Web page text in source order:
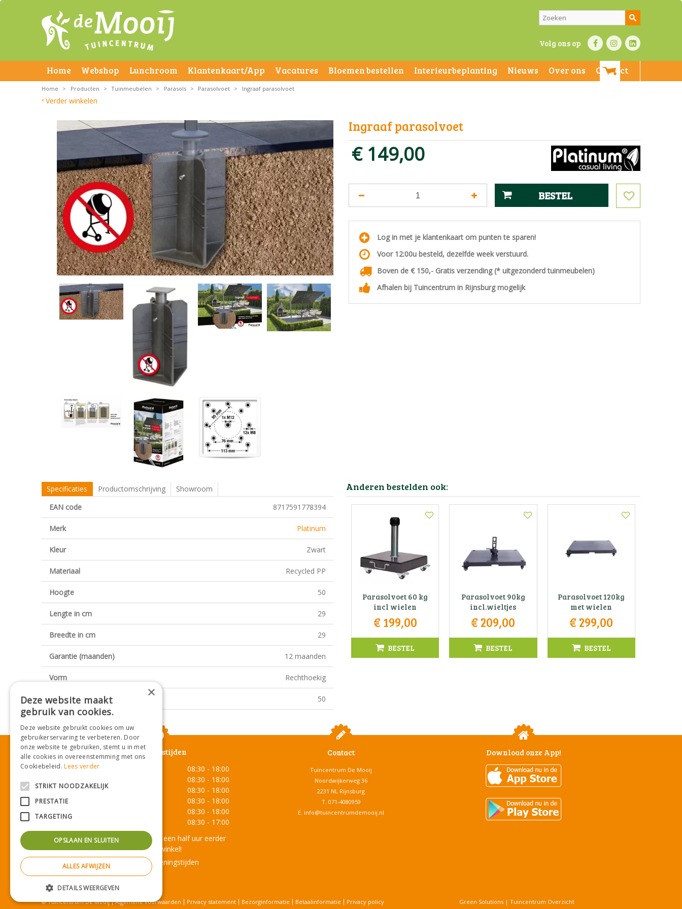
Volg ons op
Home Webshop Lunchroom Klantenkaart/App Vacatures Bloemen bestellen Interieurbeplanting Nieuws Over ons Contact
Home > Producten > Tuinmeubelen > Parasols > Parasolvoet > Ingraaf parasolvoet
Verder winkelen
Ingraaf parasolvoet
€ 149,00
Log in met je klantenkaart om punten te sparen!
Voor 12:00u besteld, dezelfde week verstuurd.
Boven de € 150,- Gratis verzending (* uitgezonderd tuinmeubelen)
Afhalen bij Tuincentrum in Rijnsburg mogelijk
Specificaties Productomschrijving
Showroom
EAN code
8717591778394
Merk Platinum
Kleur Zwart
Materiaal Recycled PP
Hoogte 50
Lengte in cm 29
Breedte in cm 29
Garantie (maanden) 12 maanden
Vorm Rechthoekig
Hoogte in cm 50
Anderen bestelden ook:
Parasolvoet 60 kg
incl wielen
€ 199,00
BESTEL
Parasolvoet 90kg
incl.wieltjes
€ 209,00
BESTEL
Parasolvoet 120kg
met wielen
€ 299,00
BESTEL
Openingstijden
Maandag
08:30 - 18:00
08:30 - 18:00
Woensdag
08:30 - 18:00
08:30 - 18:00
08:30 - 18:00
08:30 - 17:00
Onze lunchroom sluit een half uur eerder
dan de winkel!
Toon alle openingstijden
Contact
Tuincentrum De Mooij
Noordwijkerweg 36
2231 NL Rijnsburg
T. 071-4080959
E. info@tuincentrumdemooij.nl
Download onze App!
© Tuincentrum De Mooij Algemene voorwaarden Privacy statement Bezorginformatie Betaalinformatie Privacy policy Green Solutions | Tuincentrum Overzicht
×
Deze website maakt
gebruik van cookies.
Deze website gebruikt cookies om uw
gebruikerservaring te verbeteren. Door
onze website te gebruiken, stemt u in met
alle cookies in overeenstemming met ons
Cookiebeleid.Lees verder
STRIKT NOODZAKELIJK
PRESTATIE
TARGETING
OPSLAAN EN SLUITEN
ALLES AFWIJZEN
DETAILS WEERGEVEN